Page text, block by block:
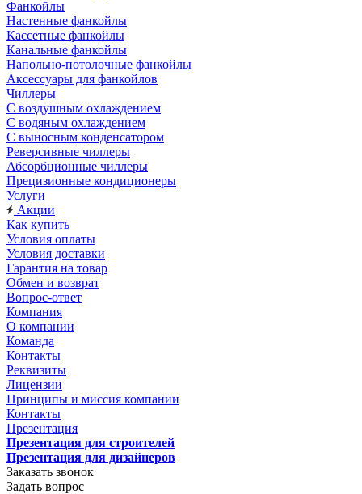
Фанкойлы
Настенные фанкойлы
Кассетные фанкойлы
Канальные фанкойлы
Напольно-потолочные фанкойлы
Аксессуары для фанкойлов
Чиллеры
С воздушным охлаждением
С водяным охлаждением
С выносным конденсатором
Реверсивные чиллеры
Абсорбционные чиллеры
Прецизионные кондиционеры
Услуги
Акции
Как купить
Условия оплаты
Условия доставки
Гарантия на товар
Обмен и возврат
Вопрос-ответ
Компания
О компании
Команда
Контакты
Реквизиты
Лицензии
Принципы и миссия компании
Контакты
Презентация
Презентация для строителей
Презентация для дизайнеров
Заказать звонок
Задать вопрос